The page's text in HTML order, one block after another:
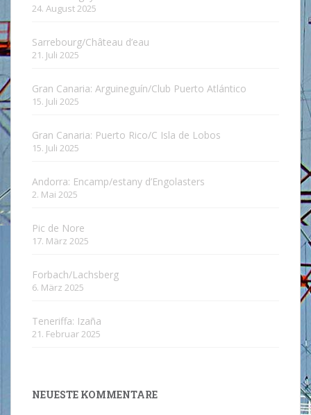
24. August 2025
Sarrebourg/Château d’eau
21. Juli 2025
Gran Canaria: Arguineguín/Club Puerto Atlántico
15. Juli 2025
Gran Canaria: Puerto Rico/C Isla de Lobos
15. Juli 2025
Andorra: Encamp/estany d’Engolasters
2. Mai 2025
Pic de Nore
17. März 2025
Forbach/Lachsberg
6. März 2025
Teneriffa: Izaña
21. Februar 2025
NEUESTE KOMMENTARE